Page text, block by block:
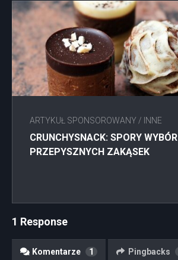
ARTYKUŁ SPONSOROWANY / INNE
CRUNCHYSNACK: SPORY WYBÓR
PRZEPYSZNYCH ZAKĄSEK
1 Response
Komentarze 1 Pingbacks